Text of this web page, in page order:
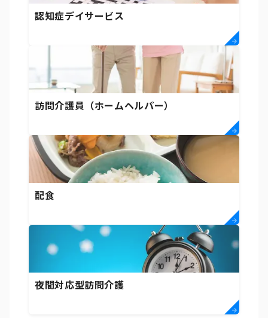
認知症デイサービス
訪問介護員（ホームヘルパー）
配食
夜間対応型訪問介護